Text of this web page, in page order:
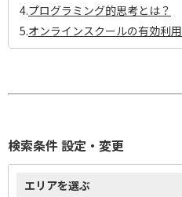
4.プログラミング的思考とは？
5.オンラインスクールの有効利用
検索条件 設定・変更
エリアを選ぶ